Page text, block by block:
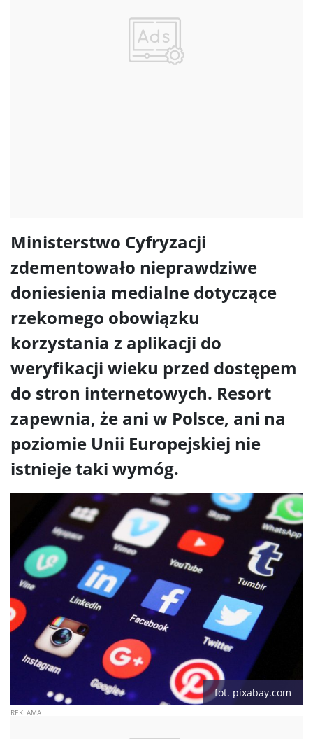
Ministerstwo Cyfryzacji
zdementowało nieprawdziwe
doniesienia medialne dotyczące
rzekomego obowiązku
korzystania z aplikacji do
weryfikacji wieku przed dostępem
do stron internetowych. Resort
zapewnia, że ani w Polsce, ani na
poziomie Unii Europejskiej nie
istnieje taki wymóg.
fot. pixabay.com